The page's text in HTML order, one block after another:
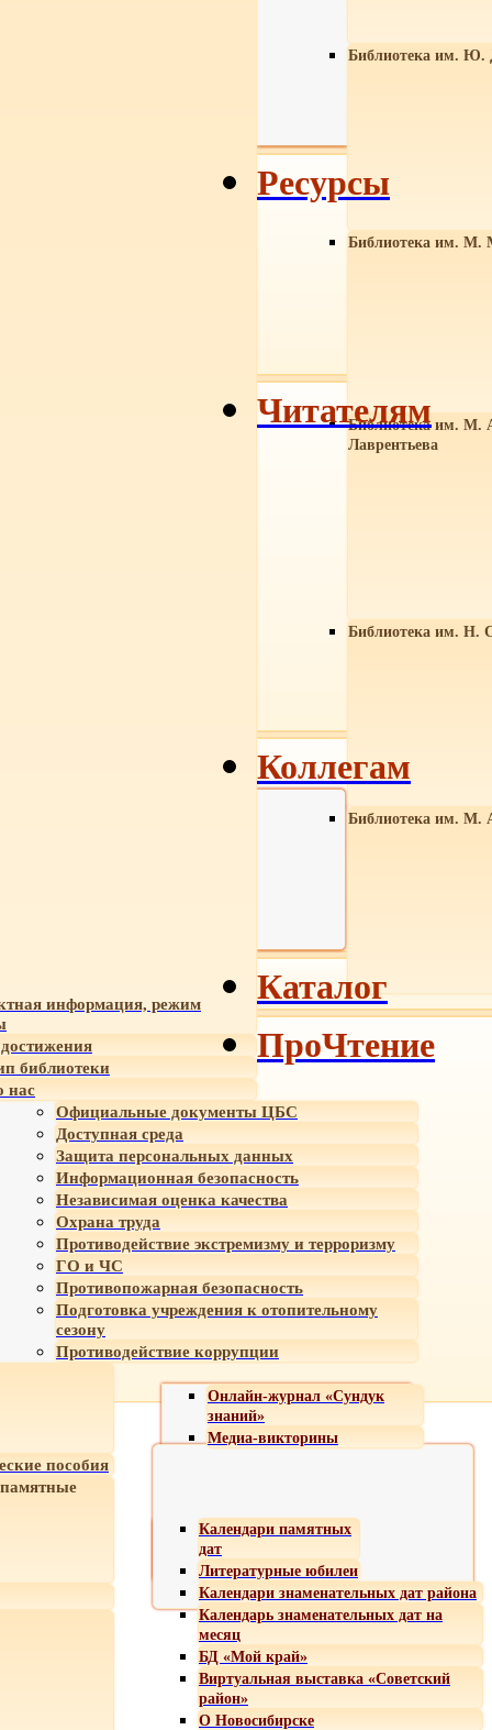
Библиотека им. Ю.
Библиотека им. М.
Библиотека им. М.
Лаврентьева
Библиотека им. Н.
Библиотека им. М.
информация, режим
библиотеки
нас
Официальные документы ЦБС
Доступная среда
Защита персональных данных
Информационная безопасность
Независимая оценка качества
Охрана труда
Противодействие экстремизму и терроризму
ГО и ЧС
Противопожарная безопасность
Подготовка учреждения к отопительному
сезону
Противодействие коррупции
Ресурсы
Онлайн-журнал «Сундук
знаний»
Медиа-викторины
пособия
Календари памятных
дат
Литературные юбилеи
Календари знаменательных дат района
Календарь знаменательных дат на
месяц
БД «Мой край»
Виртуальная выставка «Советский
район»
О Новосибирске
Читателям
Коллегам
Каталог
ПроЧтение